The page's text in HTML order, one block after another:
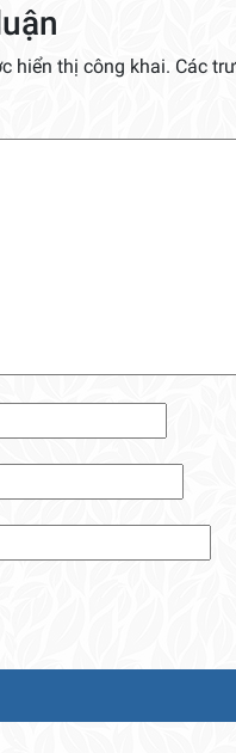
hiển thị công khai. Các